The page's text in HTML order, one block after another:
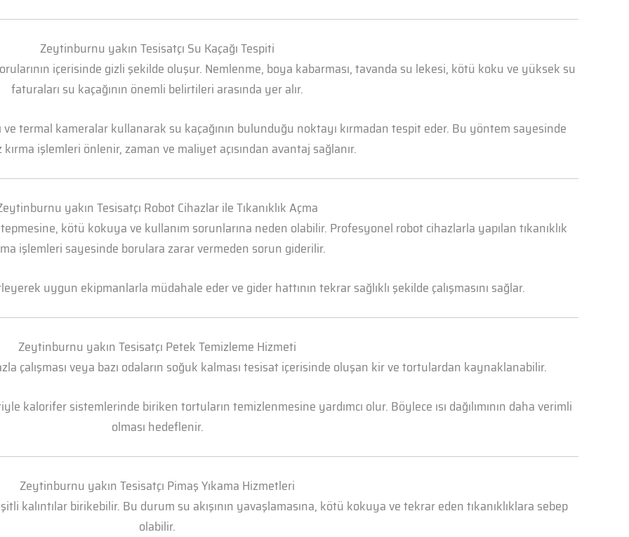
Zeytinburnu yakın Tesisatçı Su Kaçağı Tespiti
içerisinde gizli şekilde oluşur. Nemlenme, boya kabarması, tavanda su lekesi, kötü koku ve yüksek su
faturaları su kaçağının önemli belirtileri arasında yer alır.
termal kameralar kullanarak su kaçağının bulunduğu noktayı kırmadan tespit eder. Bu yöntem sayesinde
işlemleri önlenir, zaman ve maliyet açısından avantaj sağlanır.
yakın Tesisatçı Robot Cihazlar ile Tıkanıklık Açma
kötü kokuya ve kullanım sorunlarına neden olabilir. Profesyonel robot cihazlarla yapılan tıkanıklık
işlemleri sayesinde borulara zarar vermeden sorun giderilir.
uygun ekipmanlarla müdahale eder ve gider hattının tekrar sağlıklı şekilde çalışmasını sağlar.
Zeytinburnu yakın Tesisatçı Petek Temizleme Hizmeti
çalışması veya bazı odaların soğuk kalması tesisat içerisinde oluşan kir ve tortulardan kaynaklanabilir.
kalorifer sistemlerinde biriken tortuların temizlenmesine yardımcı olur. Böylece ısı dağılımının daha verimli
olması hedeflenir.
Zeytinburnu yakın Tesisatçı Pimaş Yıkama Hizmetleri
kalıntılar birikebilir. Bu durum su akışının yavaşlamasına, kötü kokuya ve tekrar eden tıkanıklıklara sebep
olabilir.